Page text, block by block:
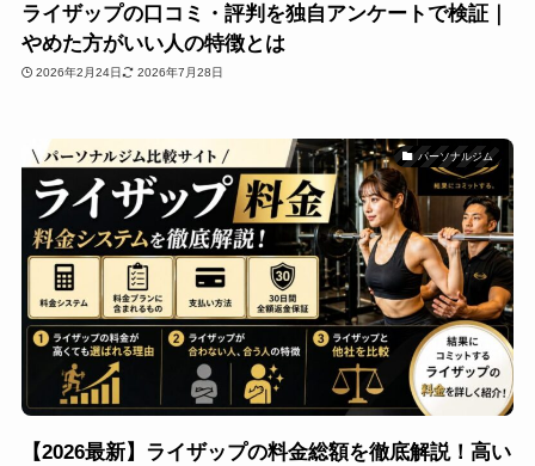
ライザップの口コミ・評判を独自アンケートで検証｜
やめた方がいい人の特徴とは
2026年2月24日 2026年7月28日
パーソナルジム
【2026最新】ライザップの料金総額を徹底解説！高い